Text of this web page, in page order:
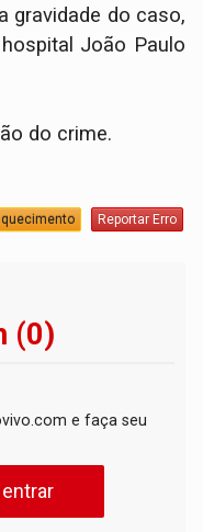
gravidade do caso,
João Paulo
do crime.
Reportar Erro
(0)
e faça seu